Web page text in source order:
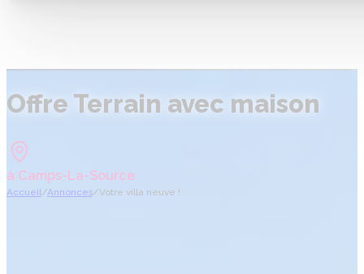
Offre Terrain avec maison
à Camps-La-Source
Accueil/Annonces/Votre villa neuve !